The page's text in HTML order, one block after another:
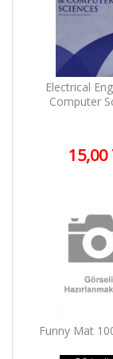
Electrical
Computer
15,00
Funny Mat
3.SINIF
Kitaplar
Kitaplar-
Final
Yardım
Detaylı
Arama
Kategoriler
Yazarlar
Kargo ve
Teslimat